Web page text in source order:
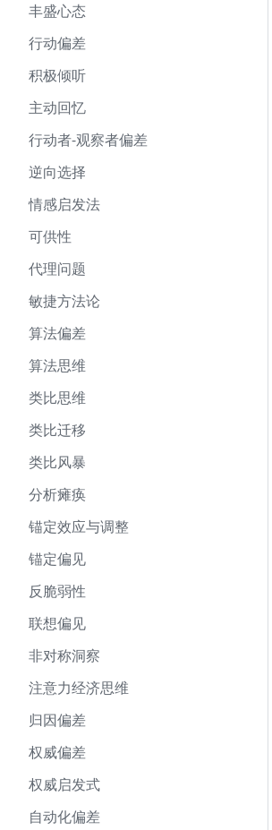
丰盛心态
行动偏差
积极倾听
主动回忆
行动者-观察者偏差
逆向选择
情感启发法
可供性
代理问题
敏捷方法论
算法偏差
算法思维
类比思维
类比迁移
类比风暴
分析瘫痪
锚定效应与调整
锚定偏见
反脆弱性
联想偏见
非对称洞察
注意力经济思维
归因偏差
权威偏差
权威启发式
自动化偏差